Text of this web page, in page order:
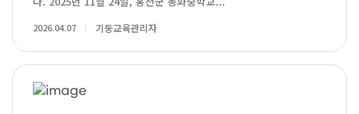
2026.04.07 기둥교육관리자